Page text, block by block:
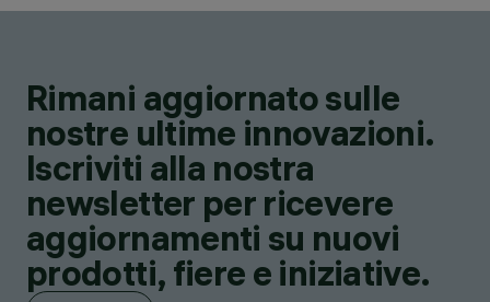
Rimani aggiornato sulle
nostre ultime innovazioni.
Iscriviti alla nostra
newsletter per ricevere
aggiornamenti su nuovi
prodotti, fiere e iniziative.